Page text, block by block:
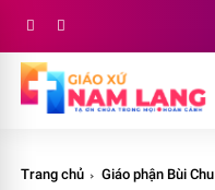
Trang chủ Giáo phận Bùi Chu